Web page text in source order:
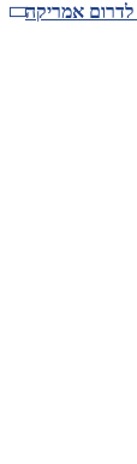
לדרום אמריקה